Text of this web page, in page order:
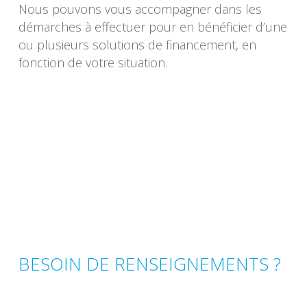
Nous pouvons vous accompagner dans les
démarches à effectuer pour en bénéficier d’une
ou plusieurs solutions de financement, en
fonction de votre situation.
BESOIN DE RENSEIGNEMENTS ?